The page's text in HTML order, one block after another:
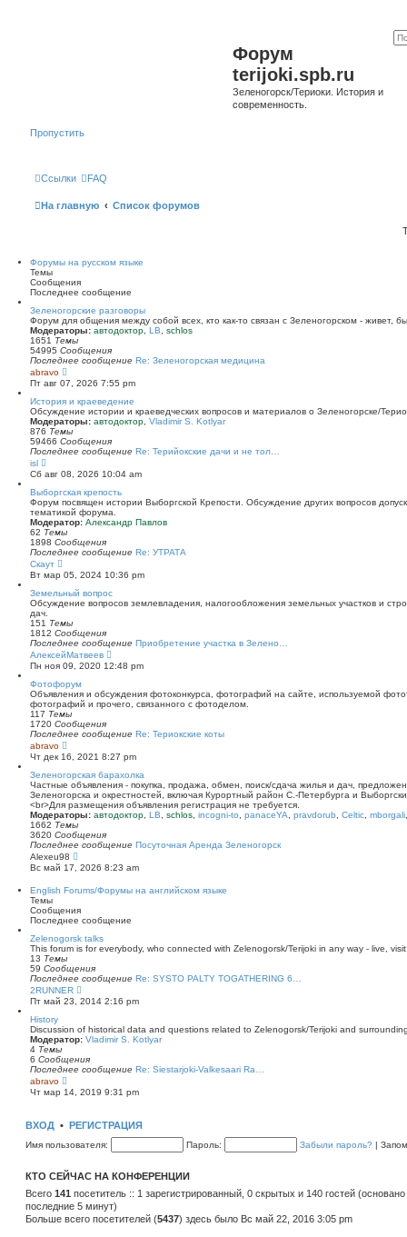
Форум
terijoki.spb.ru
Зеленогорск/Териоки. История и
современность.
Пропустить
Ссылки FAQ
На главную Список форумов
Форумы на русском языке
Темы
Сообщения
Последнее сообщение
Зеленогорские разговоры
Форум для общения между собой всех, кто как-то связан с Зеленогорском - живет,
Модераторы: автодоктор LB
schlos
1651 Темы
54995 Сообщения
Последнее сообщение Re: Зеленогорская медицина
abravo
е
р
е
й
т
и
к
п
с
л
е
д
н
е
м
у
с
б
е
н
ю
Пт авг 07, 2026 7:55 pm
История и краеведение
Обсуждение истории и краеведческих вопросов и материалов о Зеленогорске/
Модераторы: автодоктор Vladimir S. Kotlyar
876 Темы
59466 Сообщения
Последнее сообщение Re: Терийокские дачи и не тол…
isl
р
е
й
т
и
к
п
о
л
е
д
н
е
м
у
с
о
б
е
н
и
ю
Сб авг 08, 2026 10:04 am
Выборгская крепость
Форум посвящен истории Выборгской Крепости. Обсуждение других вопросов
тематикой форума.
Модератор: Александр Павлов
62 Темы
1898 Сообщения
Последнее сообщение Re: УТРАТА
Скаут
е
р
е
й
т
и
к
п
о
с
л
е
д
н
е
м
у
с
о
о
щ
е
н
и
ю
Вт мар 05, 2024 10:36 pm
Земельный вопрос
Обсуждение вопросов землевладения, налогообложения земельных участков и
дач.
151 Темы
1812 Сообщения
Последнее сообщение Приобретение участка в Зелено…
АлексейМатвеев
е
р
й
т
п
с
л
е
д
н
е
м
у
о
щ
н
Пн ноя 09, 2020 12:48 pm
Фотофорум
Объявления и обсуждения фотоконкурса, фотографий на сайте, используемой
фотографий и прочего, связанного с фотоделом.
117 Темы
1720 Сообщения
Последнее сообщение Re: Териокские коты
abravo
е
р
е
й
т
и
к
п
о
с
л
е
д
е
у
с
о
б
щ
е
н
и
ю
Чт дек 16, 2021 8:27 pm
Зеленогорская барахолка
Частные объявления - покупка, продажа, обмен, поиск/сдача жилья и дач,
Зеленогорска и окрестностей, включая Курортный район С.-Петербурга и
<br>Для размещения объявления регистрация не требуется.
Модераторы: автодоктор LB schlos incogni-to panaceYA pravdorub Celtic mborgali
1662 Темы
3620 Сообщения
Последнее сообщение Посуточная Аренда Зеленогорск
Alexeu98
е
р
й
и
к
п
о
с
е
д
н
е
с
о
б
щ
н
Вс май 17, 2026 8:23 am
English Forums/Форумы на английском языке
Темы
Сообщения
Последнее сообщение
Zelenogorsk talks
This forum is for everybody, who connected with Zelenogorsk/Terijoki in any way - live,
13 Темы
59 Сообщения
Последнее сообщение Re: SYSTO PALTY TOGATHERING 6…
2RUNNER
е
р
й
т
к
п
с
л
н
м
о
б
щ
е
Пт май 23, 2014 2:16 pm
History
Discussion of historical data and questions related to Zelenogorsk/Terijoki and
Модератор: Vladimir S. Kotlyar
4 Темы
6 Сообщения
Последнее сообщение Re: Siestarjoki-Valkesaari Ra…
abravo
е
р
т
к
о
с
л
е
д
н
Чт мар 14, 2019 9:31 pm
ВХОД • РЕГИСТРАЦИЯ
Имя пользователя: Пароль: Забыли пароль? |
КТО СЕЙЧАС НА КОНФЕРЕНЦИИ
Всего 141 посетитель :: 1 зарегистрированный, 0 скрытых и 140 гостей
последние 5 минут)
Больше всего посетителей (5437) здесь было Вс май 22, 2016 3:05 pm